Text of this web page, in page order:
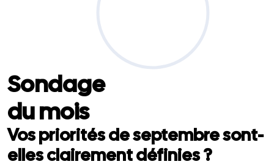
Sondage
du mois
Vos priorités de septembre sont-
elles clairement définies ?